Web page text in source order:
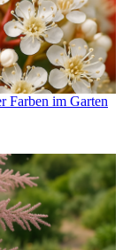
Farben im Garten